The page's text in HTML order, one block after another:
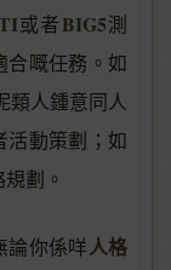
或者BIG5測
合嘅任務。如
類人鍾意同人
活動策劃；如
劃。
論你係咩人格